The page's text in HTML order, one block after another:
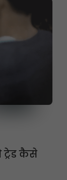
ट्रेड कैसे